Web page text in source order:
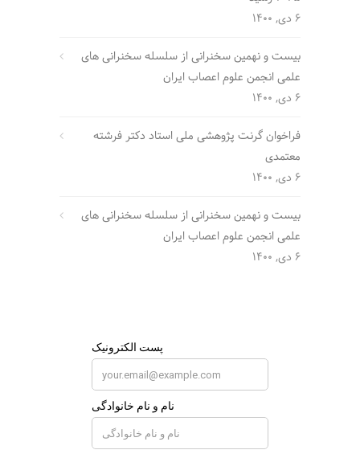
6 دی, 1400
بیست و نهمین سخنرانی از سلسله سخنرانی های
علمی انجمن علوم اعصاب ایران
6 دی, 1400
فراخوان گرنت پژوهشی ملی استاد دکتر فرشته
معتمدی
6 دی, 1400
بیست و نهمین سخنرانی از سلسله سخنرانی های
علمی انجمن علوم اعصاب ایران
6 دی, 1400